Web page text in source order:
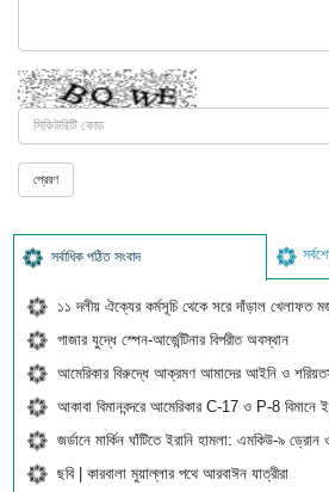
সর্বাধিক পঠিত সংবাদ
১১ দলীয় ঐক্যের কর্মসূচি থেকে সরে দাঁড়াল খেলাফত
গাজার যুদ্ধে স্পেন-আর্জেন্টিনার বিপরীত অবস্থান
আমেরিকার বিরুদ্ধে আক্রমণ আমাদের আইনি ও
আকাবা বিমানবন্দরে আমেরিকার C-17 ও P-8 বিমানে
জর্ডানে মার্কিন ঘাঁটিতে ইরানি হামলা: এমকিউ-৯ ড্রোন
ছবি | কারবালা মুয়াল্লার পথে আরবাঈন যাত্রীরা